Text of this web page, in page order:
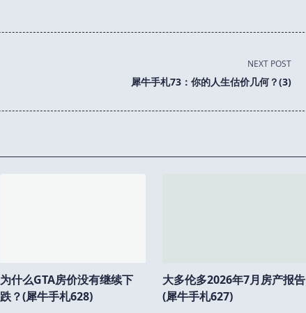
NEXT POST
犀牛手札73：你的人生估价几何？(3)
为什么GTA房价没有继续下
跌？(犀牛手札628)
大多伦多2026年7月房产报告
(犀牛手札627)